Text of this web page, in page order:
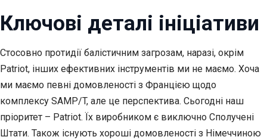
Ключові деталі ініціативи
Стосовно протидії балістичним загрозам, наразі, окрім
Patriot, інших ефективних інструментів ми не маємо. Хоча
ми маємо певні домовленості з Францією щодо
комплексу SAMP/T, але це перспектива. Сьогодні наш
пріоритет – Patriot. Їх виробником є виключно Сполучені
Штати. Також існують хороші домовленості з Німеччиною